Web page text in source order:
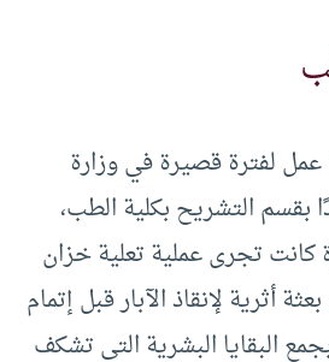
لفترة قصيرة في وزارة
بقسم التشريح بكلية الطب،
كانت تجرى عملية تعلية خزان
أثرية لإنقاذ الآبار قبل إتمام
البقايا البشرية التي تشكف